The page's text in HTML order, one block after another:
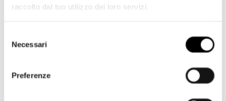
raccolto dal tuo utilizzo dei loro servizi.
delNecessari
Preferenze